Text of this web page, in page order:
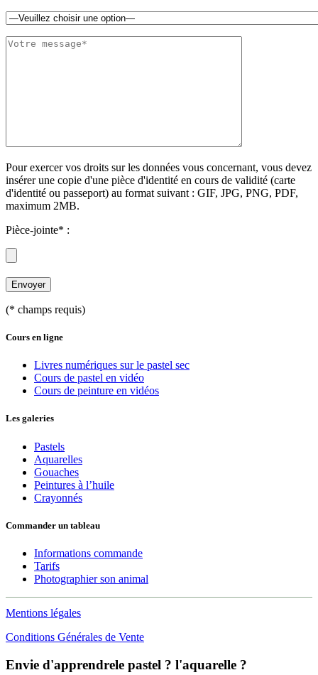
Pour exercer vos droits sur les données vous concernant, vous devez
insérer une copie d'une pièce d'identité en cours de validité (carte
d'identité ou passeport) au format suivant : GIF, JPG, PNG, PDF,
maximum 2MB.
Pièce-jointe* :
(* champs requis)
Cours en ligne
Livres numériques sur le pastel sec
Cours de pastel en vidéo
Cours de peinture en vidéos
Les galeries
Pastels
Aquarelles
Gouaches
Peintures à l’huile
Crayonnés
Commander un tableau
Informations commande
Tarifs
Photographier son animal
Mentions légales
Conditions Générales de Vente
Envie d'apprendre​le pastel ? l'aquarelle ?